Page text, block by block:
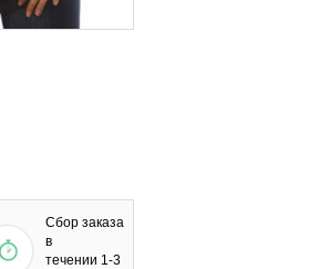
Сбор заказа
в
течении 1-3